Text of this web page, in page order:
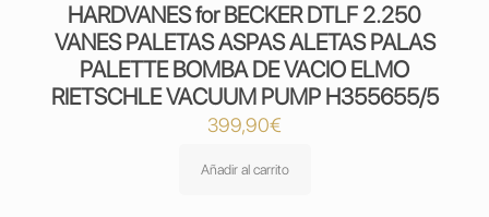
HARDVANES for BECKER DTLF 2.250
VANES PALETAS ASPAS ALETAS PALAS
PALETTE BOMBA DE VACIO ELMO
RIETSCHLE VACUUM PUMP H355655/5
399,90€
Añadir al carrito